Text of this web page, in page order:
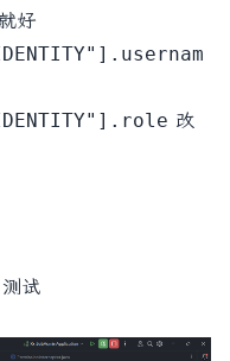
好
改
试